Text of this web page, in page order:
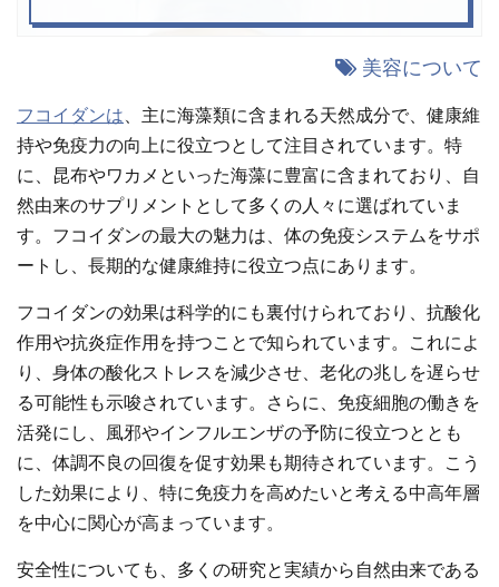
美容について
フコイダンは 、主に海藻類に含まれる天然成分で、健康維
持や免疫力の向上に役立つとして注目されています。特
に、昆布やワカメといった海藻に豊富に含まれており、自
然由来のサプリメントとして多くの人々に選ばれていま
す。フコイダンの最大の魅力は、体の免疫システムをサポ
ートし、長期的な健康維持に役立つ点にあります。
フコイダンの効果は科学的にも裏付けられており、抗酸化
作用や抗炎症作用を持つことで知られています。これによ
り、身体の酸化ストレスを減少させ、老化の兆しを遅らせ
る可能性も示唆されています。さらに、免疫細胞の働きを
活発にし、風邪やインフルエンザの予防に役立つととも
に、体調不良の回復を促す効果も期待されています。こう
した効果により、特に免疫力を高めたいと考える中高年層
を中心に関心が高まっています。
安全性についても、多くの研究と実績から自然由来である